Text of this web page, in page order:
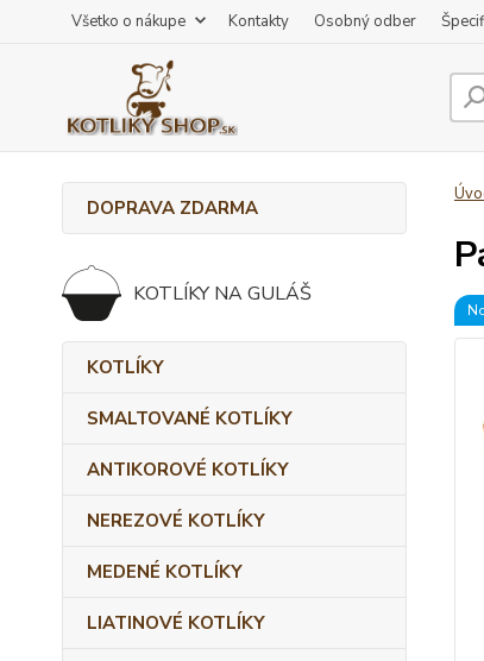
Všetko o nákupe Kontakty Osobný odber
DOPRAVA ZDARMA
KOTLÍKY NA GULÁŠ
KOTLÍKY
SMALTOVANÉ KOTLÍKY
ANTIKOROVÉ KOTLÍKY
NEREZOVÉ KOTLÍKY
MEDENÉ KOTLÍKY
LIATINOVÉ KOTLÍKY